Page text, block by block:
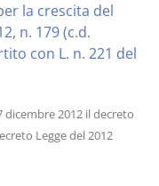
la crescita del
n. 179 (c.d.
con L. n. 221 del
dicembre 2012 il decreto
Legge del 2012